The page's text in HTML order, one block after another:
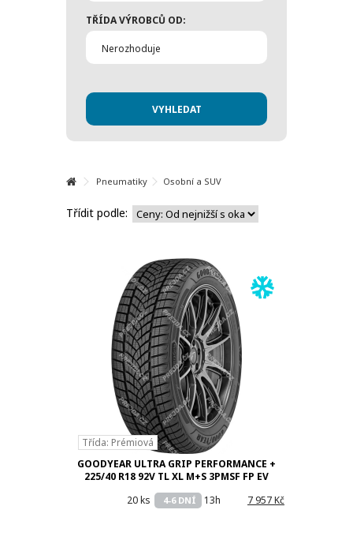
TŘÍDA VÝROBCŮ OD:
Nerozhoduje
Pneumatiky Osobní a SUV
Třídit podle:
Třída: Prémiová
GOODYEAR ULTRA GRIP PERFORMANCE +
225/40 R18 92V TL XL M+S 3PMSF FP EV
7 957 Kč
13h
4-6 DNÍ
20 ks